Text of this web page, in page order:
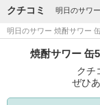
クチコミ 明日のサワー
明日のサワー 焼酎サワー
焼酎サワー 缶
クチ
ぜひ